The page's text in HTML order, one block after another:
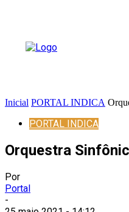
Inicial PORTAL INDICA
PORTAL INDICA
Orquestra
Por
Portal
-